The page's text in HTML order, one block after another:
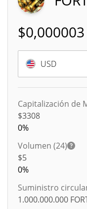
$0,000003
USD
Capitalización de
$3308
0%
Volumen (24)
$5
0%
Suministro
1.000.000.000